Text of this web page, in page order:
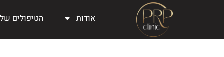
אודות הטיפולים